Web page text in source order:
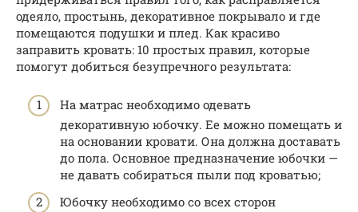
одеяло, простынь, декоративное покрывало и где
помещаются подушки и плед. Как красиво
заправить кровать: 10 простых правил, которые
помогут добиться безупречного результата:
На матрас необходимо одевать
декоративную юбочку. Ее можно помещать и
на основании кровати. Она должна доставать
до пола. Основное предназначение юбочки —
не давать собираться пыли под кроватью;
Юбочку необходимо со всех сторон